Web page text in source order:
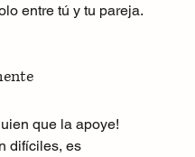
entre tú y tu pareja.
que la apoye!
difíciles, es